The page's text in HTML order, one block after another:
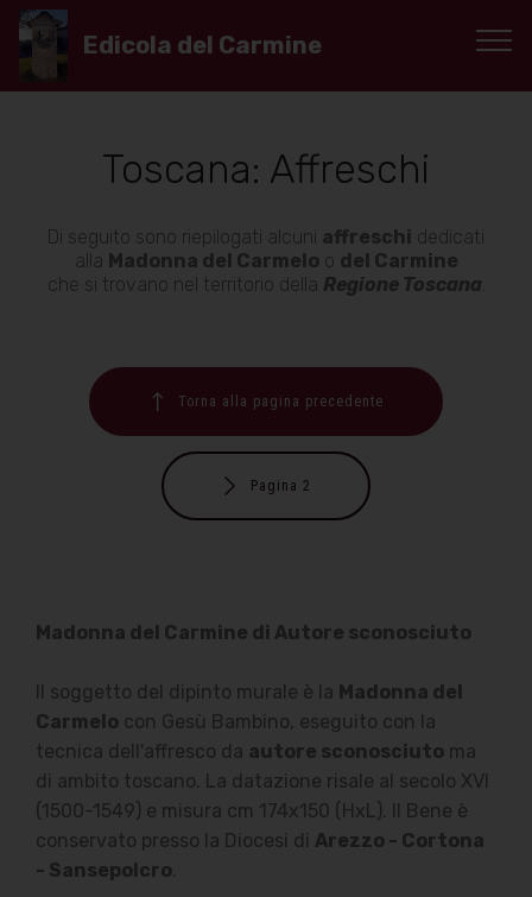
Edicola del Carmine
Toscana: Affreschi
Di seguito sono riepilogati alcuni affreschi dedicati
alla Madonna del Carmelo o del Carmine
che si trovano nel territorio della Regione Toscana.
Torna alla pagina precedente
Pagina 2
Madonna del Carmine di Autore sconosciuto
Il soggetto del dipinto murale è la Madonna del
Carmelo con Gesù Bambino, eseguito con la
tecnica dell'affresco da autore sconosciuto ma
di ambito toscano. La datazione risale al secolo XVI
(1500-1549) e misura cm 174x150 (HxL). Il Bene è
conservato presso la Diocesi di Arezzo - Cortona
- Sansepolcro.